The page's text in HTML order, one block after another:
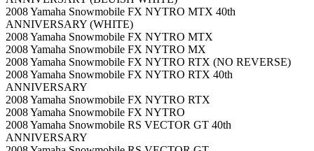
2008 Yamaha Snowmobile FX NYTRO MTX 40th
ANNIVERSARY (WHITE)
2008 Yamaha Snowmobile FX NYTRO MTX
2008 Yamaha Snowmobile FX NYTRO MX
2008 Yamaha Snowmobile FX NYTRO RTX (NO REVERSE)
2008 Yamaha Snowmobile FX NYTRO RTX 40th
ANNIVERSARY
2008 Yamaha Snowmobile FX NYTRO RTX
2008 Yamaha Snowmobile FX NYTRO
2008 Yamaha Snowmobile RS VECTOR GT 40th
ANNIVERSARY